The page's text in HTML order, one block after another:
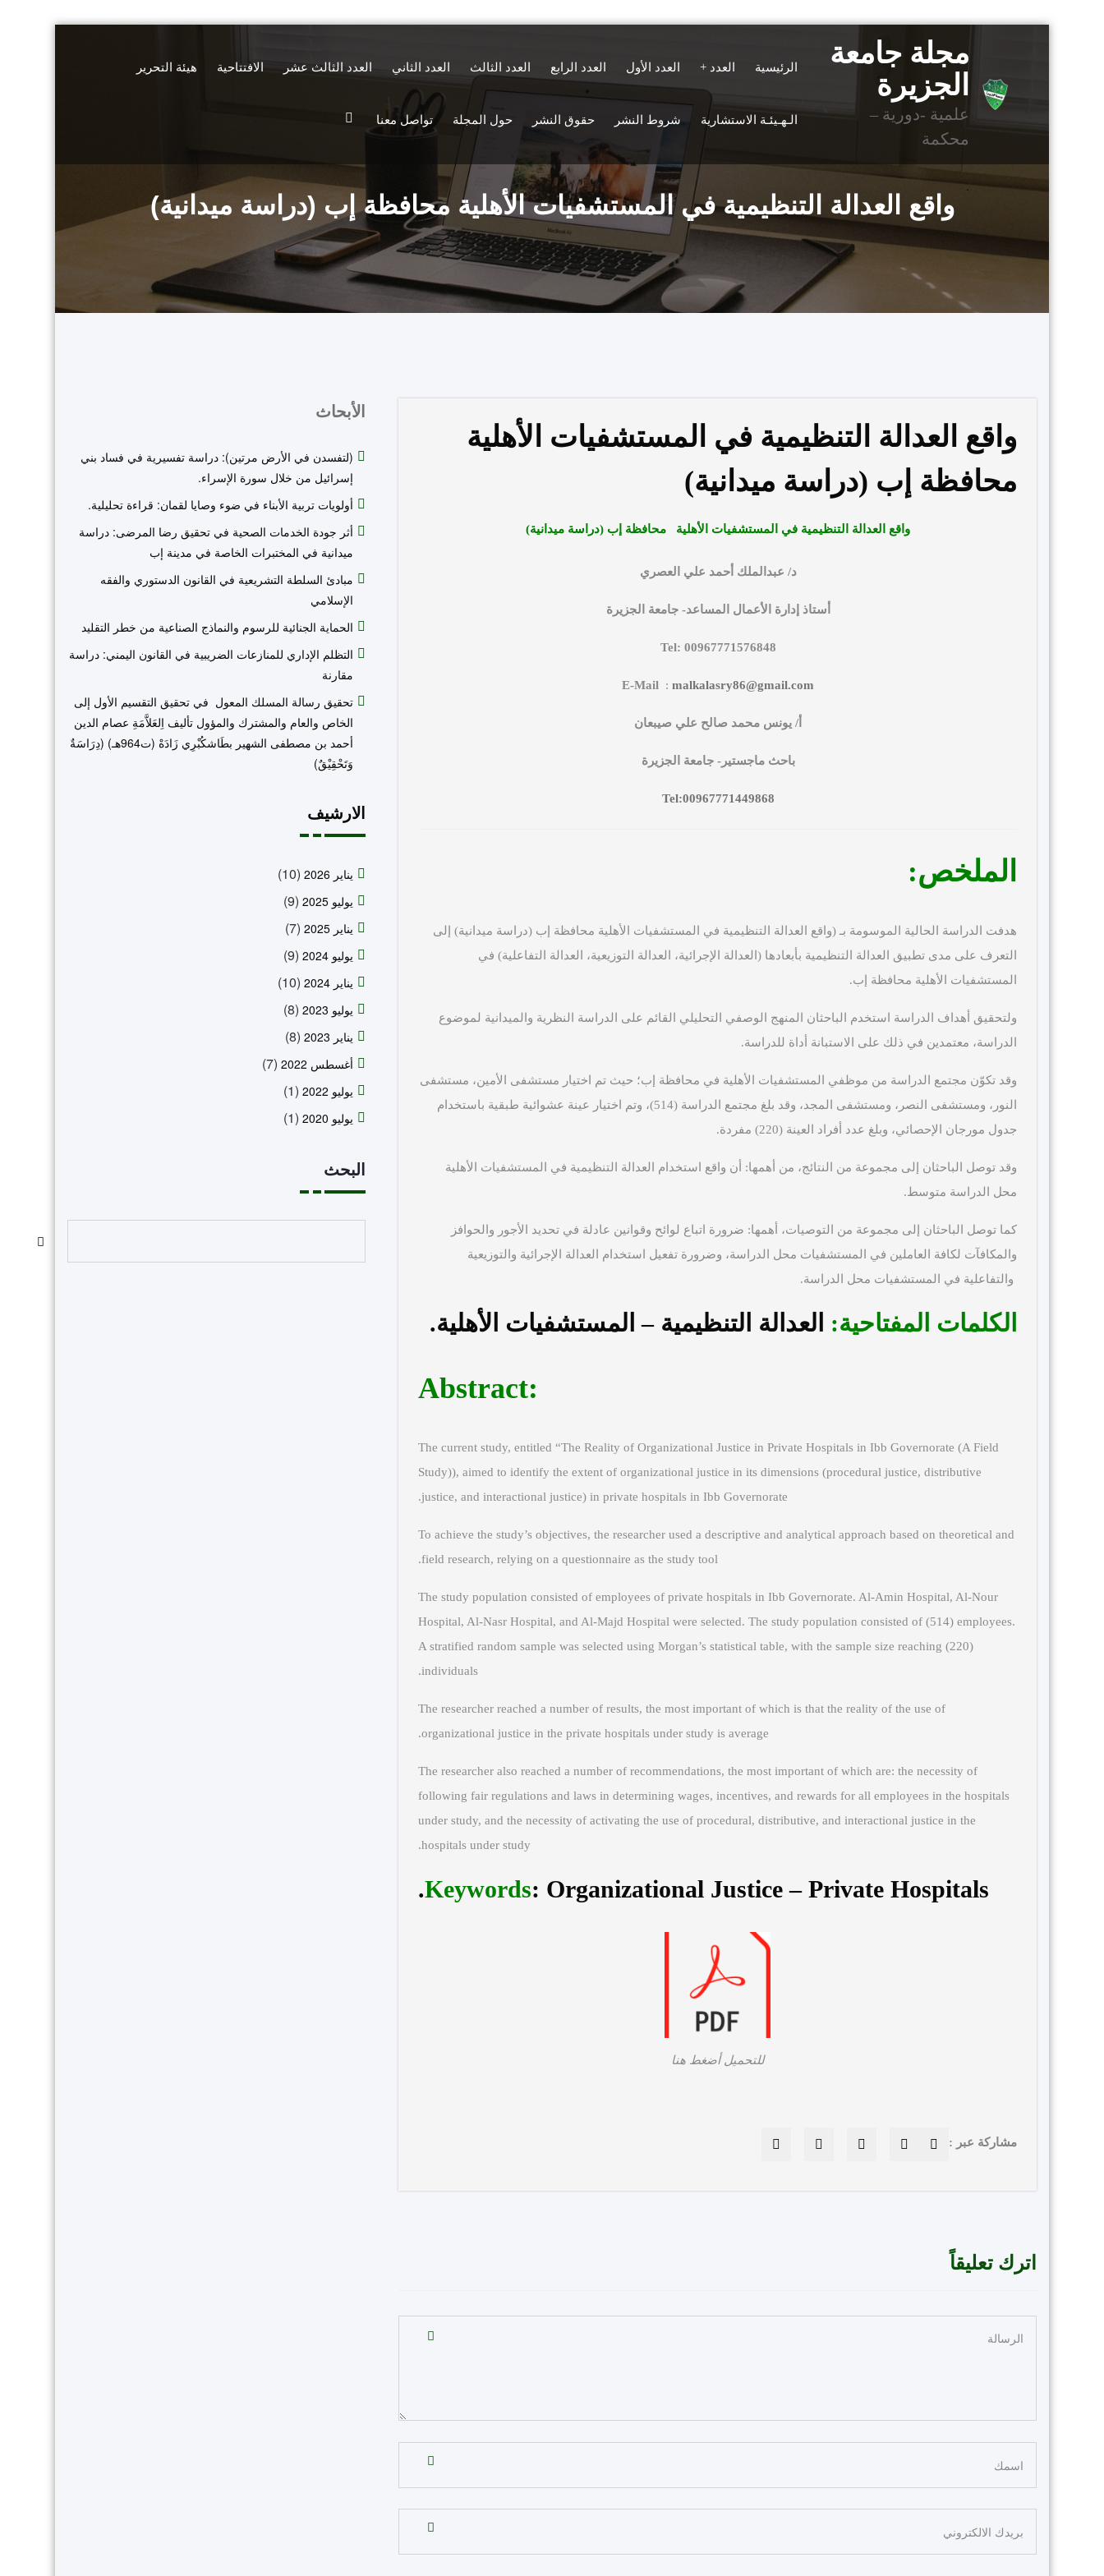
مجلة جامعة
الجزيرة
علمية -دورية –
محكمة
الرئيسية العدد العدد الأول العدد الرابع العدد الثالث العدد الثاني العدد الثالث عشر الافتتاحية هيئة التحرير
الـهـيئـة الاستشارية شروط النشر حقوق النشر حول المجلة تواصل معنا
واقع العدالة التنظيمية في المستشفيات الأهلية محافظة إب (دراسة ميدانية)
واقع العدالة التنظيمية في المستشفيات الأهلية
محافظة إب (دراسة ميدانية)
واقع العدالة التنظيمية في المستشفيات الأهلية محافظة إب (دراسة ميدانية)
د/ عبدالملك أحمد علي العصري
أستاذ إدارة الأعمال المساعد- جامعة الجزيرة
Tel: 00967771576848
E-Mail : malkalasry86@gmail.com
أ/ يونس محمد صالح علي صيبعان
باحث ماجستير- جامعة الجزيرة
Tel:00967771449868
الملخص:
هدفت الدراسة الحالية الموسومة بـ (واقع العدالة التنظيمية في المستشفيات الأهلية محافظة إب (دراسة ميدانية) إلى
التعرف على مدى تطبيق العدالة التنظيمية بأبعادها (العدالة الإجرائية، العدالة التوزيعية، العدالة التفاعلية) في
المستشفيات الأهلية محافظة إب.
ولتحقيق أهداف الدراسة استخدم الباحثان المنهج الوصفي التحليلي القائم على الدراسة النظرية والميدانية لموضوع
الدراسة، معتمدين في ذلك على الاستبانة أداة للدراسة.
وقد تكوّن مجتمع الدراسة من موظفي المستشفيات الأهلية في محافظة إب؛ حيث تم اختيار مستشفى الأمين، مستشفى
النور، ومستشفى النصر، ومستشفى المجد، وقد بلغ مجتمع الدراسة (514)، وتم اختيار عينة عشوائية طبقية باستخدام
جدول مورجان الإحصائي، وبلغ عدد أفراد العينة (220) مفردة.
وقد توصل الباحثان إلى مجموعة من النتائج، من أهمها: أن واقع استخدام العدالة التنظيمية في المستشفيات الأهلية
محل الدراسة متوسط.
كما توصل الباحثان إلى مجموعة من التوصيات، أهمها: ضرورة اتباع لوائح وقوانين عادلة في تحديد الأجور والحوافز
والمكافآت لكافة العاملين في المستشفيات محل الدراسة، وضرورة تفعيل استخدام العدالة الإجرائية والتوزيعية
والتفاعلية في المستشفيات محل الدراسة.
الكلمات المفتاحية: العدالة التنظيمية – المستشفيات الأهلية.
:Abstract
The current study, entitled “The Reality of Organizational Justice in Private Hospitals in Ibb Governorate (A Field
Study)), aimed to identify the extent of organizational justice in its dimensions (procedural justice, distributive
justice, and interactional justice) in private hospitals in Ibb Governorate.
To achieve the study’s objectives, the researcher used a descriptive and analytical approach based on theoretical and
field research, relying on a questionnaire as the study tool.
The study population consisted of employees of private hospitals in Ibb Governorate. Al-Amin Hospital, Al-Nour
Hospital, Al-Nasr Hospital, and Al-Majd Hospital were selected. The study population consisted of (514) employees.
A stratified random sample was selected using Morgan’s statistical table, with the sample size reaching (220)
individuals.
The researcher reached a number of results, the most important of which is that the reality of the use of
organizational justice in the private hospitals under study is average.
The researcher also reached a number of recommendations, the most important of which are: the necessity of
following fair regulations and laws in determining wages, incentives, and rewards for all employees in the hospitals
under study, and the necessity of activating the use of procedural, distributive, and interactional justice in the
hospitals under study.
Keywords: Organizational Justice – Private Hospitals.
للتحميل أضغط هنا
مشاركة عبر :
اترك تعليقاً
الأبحاث
(لتفسدن في الأرض مرتين): دراسة تفسيرية في فساد بني
إسرائيل من خلال سورة الإسراء.
أولويات تربية الأبناء في ضوء وصايا لقمان: قراءة تحليلية.
أثر جودة الخدمات الصحية في تحقيق رضا المرضى: دراسة
ميدانية في المختبرات الخاصة في مدينة إب
مبادئ السلطة التشريعية في القانون الدستوري والفقه
الإسلامي
الحماية الجنائية للرسوم والنماذج الصناعية من خطر التقليد
التظلم الإداري للمنازعات الضريبية في القانون اليمني: دراسة
مقارنة
تحقيق رسالة المسلك المعول في تحقيق التقسيم الأول إلى
الخاص والعام والمشترك والمؤول تأليف اِلعَلاَّمَةِ عصام الدين
أحمد بن مصطفى الشهير بطَاشكُبْرِي زَادَهْ (ت964هـ) (دِرَاسَةٌ
وَتَحْقِيْقٌ)
الارشيف
يناير 2026 (10)
يوليو 2025 (9)
يناير 2025 (7)
يوليو 2024 (9)
يناير 2024 (10)
يوليو 2023 (8)
يناير 2023 (8)
أغسطس 2022 (7)
يوليو 2022 (1)
يوليو 2020 (1)
البحث